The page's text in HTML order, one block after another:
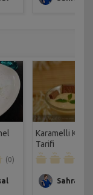
(0)
Karamelli Kup
Tarifi
Sahrap